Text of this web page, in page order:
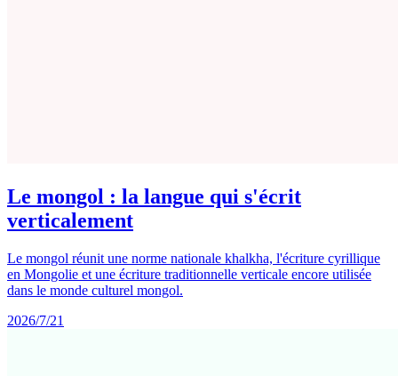
Le mongol : la langue qui s'écrit
verticalement
Le mongol réunit une norme nationale khalkha, l'écriture cyrillique
en Mongolie et une écriture traditionnelle verticale encore utilisée
dans le monde culturel mongol.
2026/7/21